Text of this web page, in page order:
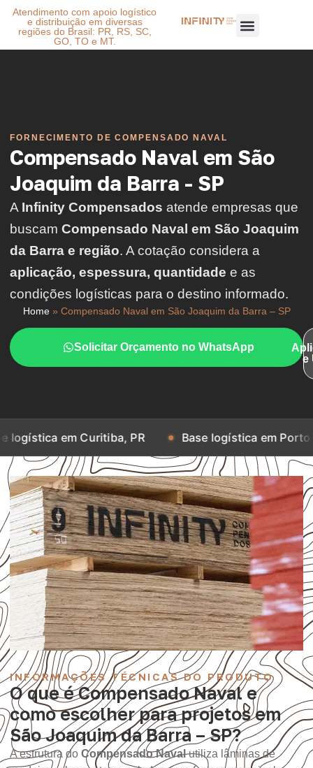
Atendimento com apoio logístico
e distribuição em diversas
regiões do Brasil: PR, RS, SC,
GO, TO e MT.
FORNECIMENTO DE COMPENSADO NAVAL
Compensado Naval em São
Joaquim da Barra - SP
A Infinity Compensados atende empresas que
buscam Compensado Naval em São Joaquim
da Barra e região. A cotação considera a
aplicação, espessura, quantidade e as
condições logísticas para o destino informado.
Home» Compensado Naval em São Joaquim da Barra – SP
Solicitar Orçamento no WhatsApp
e
Curitiba, PR Base logística em Porto Alegre, RS
INFORMAÇÕES TÉCNICAS DO PRODUTO
O que é Compensado Naval e
como escolher para projetos em
São Joaquim da Barra – SP?
A estrutura do Compensado Navalutiliza lâminas de